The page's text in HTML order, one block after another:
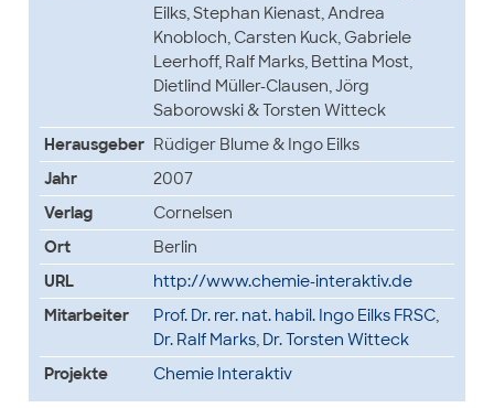
Eilks, Stephan Kienast, Andrea
Knobloch, Carsten Kuck, Gabriele
Leerhoff, Ralf Marks, Bettina Most,
Dietlind Müller-Clausen, Jörg
Saborowski & Torsten Witteck
Herausgeber Rüdiger Blume & Ingo Eilks
Jahr
2007
Verlag
Cornelsen
Ort
Berlin
URL
http://www.chemie-interaktiv.de
Mitarbeiter
Prof. Dr. rer. nat. habil. Ingo Eilks FRSC,
Dr. Ralf Marks, Dr. Torsten Witteck
Projekte
Chemie Interaktiv